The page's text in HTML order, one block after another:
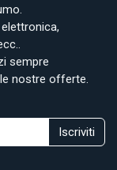
sempre
nostre offerte.
Iscriviti